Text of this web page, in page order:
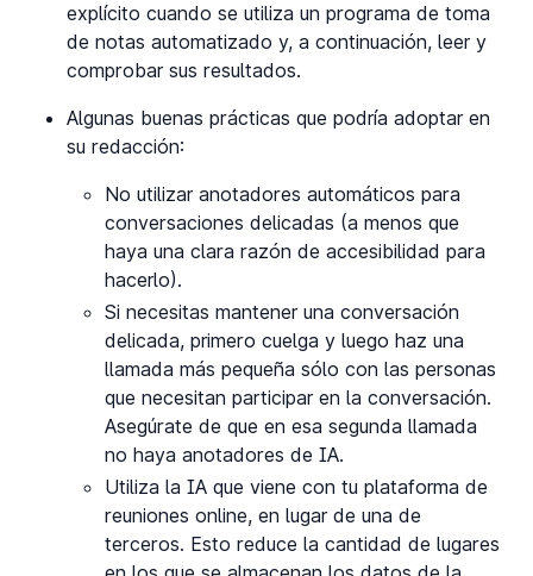
explícito cuando se utiliza un programa de toma
de notas automatizado y, a continuación, leer y
comprobar sus resultados.
Algunas buenas prácticas que podría adoptar en
su redacción:
No utilizar anotadores automáticos para
conversaciones delicadas (a menos que
haya una clara razón de accesibilidad para
hacerlo).
Si necesitas mantener una conversación
delicada, primero cuelga y luego haz una
llamada más pequeña sólo con las personas
que necesitan participar en la conversación.
Asegúrate de que en esa segunda llamada
no haya anotadores de IA.
Utiliza la IA que viene con tu plataforma de
reuniones online, en lugar de una de
terceros. Esto reduce la cantidad de lugares